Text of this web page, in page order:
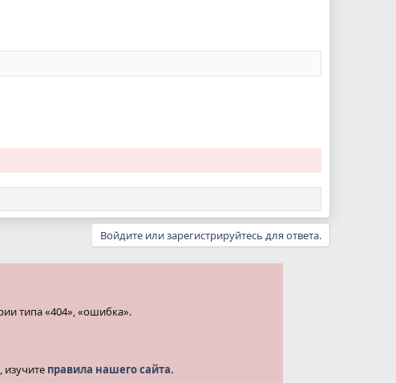
Войдите или зарегистрируйтесь для ответа.
типа «404», «ошибка».
правила нашего сайта.